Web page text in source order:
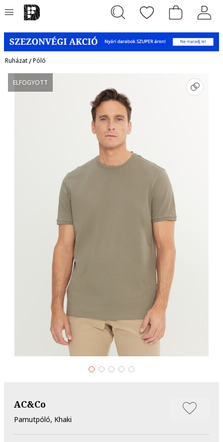
Ruházat/Póló
ELFOGYOTT
AC&Co
Pamutpóló, Khaki